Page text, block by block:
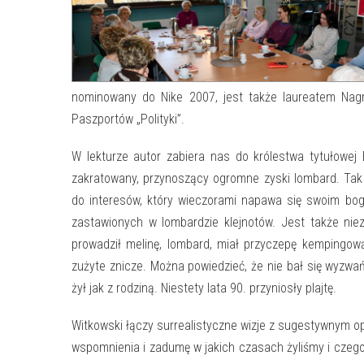
nominowany do Nike 2007, jest także laureatem
Paszportów „Polityki”.
W lekturze autor zabiera nas do królestwa tytułowej
zakratowany, przynoszący ogromne zyski lombard.
do interesów, który wieczorami napawa się swoim
zastawionych w lombardzie klejnotów. Jest także
prowadził melinę, lombard, miał przyczepę
zużyte znicze. Można powiedzieć, że nie bał się
żył jak z rodziną. Niestety lata 90. przyniosły plajtę.
Witkowski łączy surrealistyczne wizje z sugestywnym
wspomnienia i zadumę w jakich czasach żyliśmy i